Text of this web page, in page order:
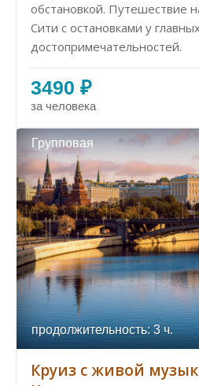
обстановкой. Путешествие
Сити с остановками у
достопримечательностей.
3490 ₽
за человека
Групповая
продолжительность: 3 ч.
Круиз с живой